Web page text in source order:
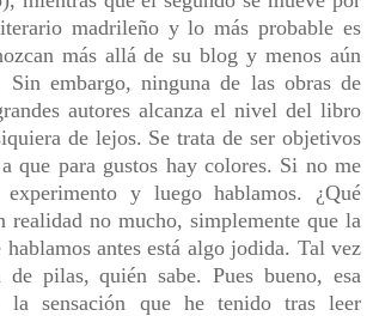
madrileño y lo más probable es
más allá de su blog y menos aún
Sin embargo, ninguna de las obras de
autores alcanza el nivel del libro
de lejos. Se trata de ser objetivos
que para gustos hay colores. Si no me
y luego hablamos. ¿Qué
realidad no mucho, simplemente que la
hablamos antes está algo jodida. Tal vez
de pilas, quién sabe. Pues bueno, esa
la sensación que he tenido tras leer